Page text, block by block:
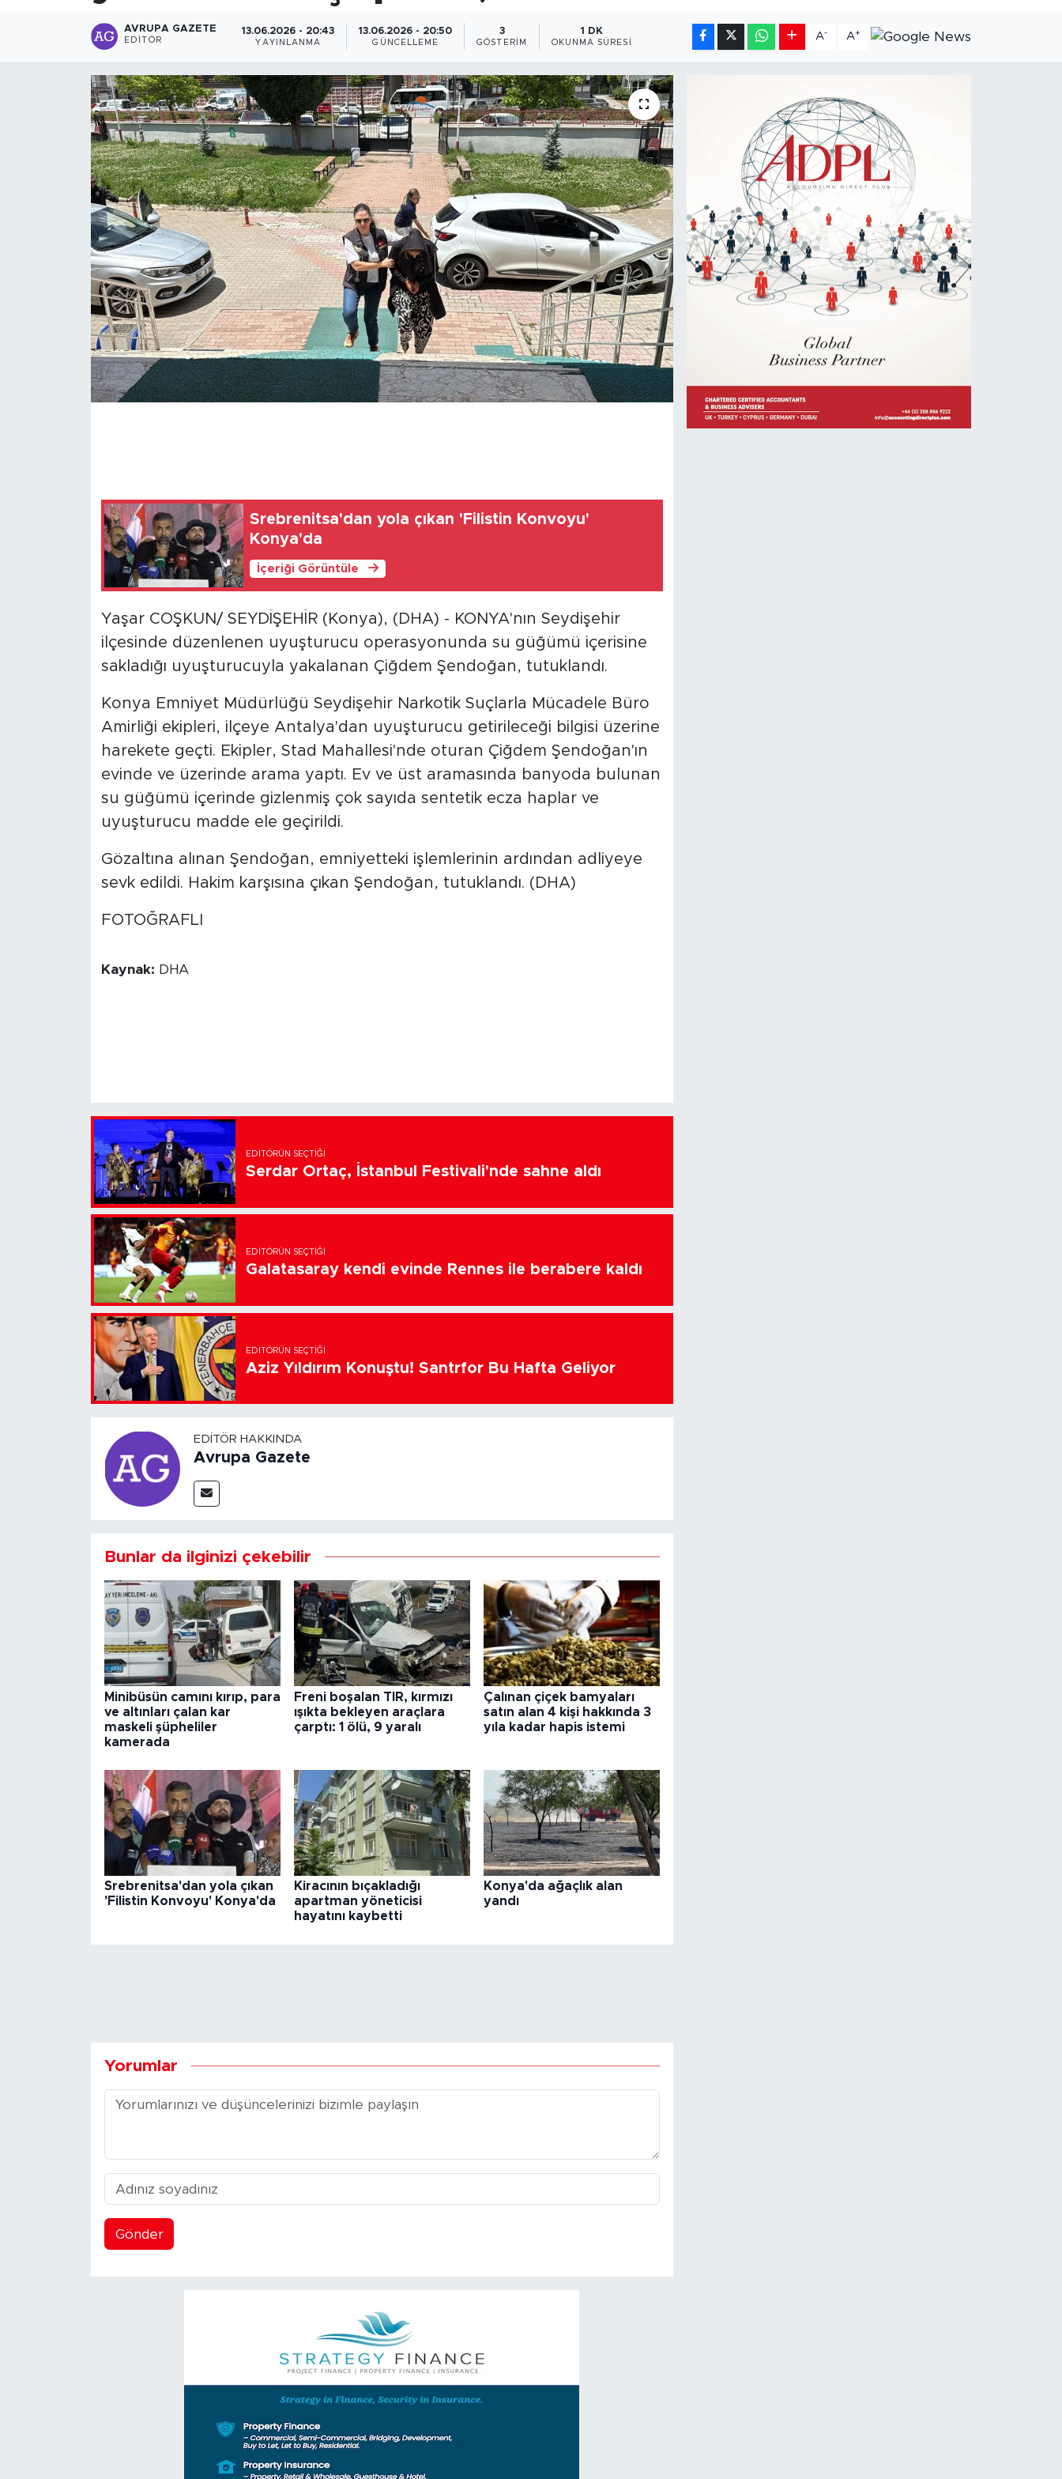
AVRUPA GAZETE
EDITÖR
13.06.2026 - 20:43
YAYINLANMA
13.06.2026 - 20:50
GÜNCELLEME
3
GÖSTERIM
1 DK
OKUNMA SÜRESI
A- A+
Srebrenitsa'dan yola çıkan 'Filistin Konvoyu'
Konya'da
İçeriği Görüntüle
Yaşar COŞKUN/ SEYDİŞEHİR (Konya), (DHA) - KONYA'nın Seydişehir
ilçesinde düzenlenen uyuşturucu operasyonunda su güğümü içerisine
sakladığı uyuşturucuyla yakalanan Çiğdem Şendoğan, tutuklandı.
Konya Emniyet Müdürlüğü Seydişehir Narkotik Suçlarla Mücadele Büro
Amirliği ekipleri, ilçeye Antalya'dan uyuşturucu getirileceği bilgisi üzerine
harekete geçti. Ekipler, Stad Mahallesi'nde oturan Çiğdem Şendoğan'ın
evinde ve üzerinde arama yaptı. Ev ve üst aramasında banyoda bulunan
su güğümü içerinde gizlenmiş çok sayıda sentetik ecza haplar ve
uyuşturucu madde ele geçirildi.
Gözaltına alınan Şendoğan, emniyetteki işlemlerinin ardından adliyeye
sevk edildi. Hakim karşısına çıkan Şendoğan, tutuklandı. (DHA)
FOTOĞRAFLI
Kaynak: DHA
EDITÖRÜN SEÇTIĞI
Serdar Ortaç, İstanbul Festivali'nde sahne aldı
EDITÖRÜN SEÇTIĞI
Galatasaray kendi evinde Rennes ile berabere kaldı
EDITÖRÜN SEÇTIĞI
Aziz Yıldırım Konuştu! Santrfor Bu Hafta Geliyor
EDITÖR HAKKINDA
Avrupa Gazete
Bunlar da ilginizi çekebilir
Minibüsün camını kırıp, para
ve altınları çalan kar
maskeli şüpheliler
kamerada
Freni boşalan TIR, kırmızı
ışıkta bekleyen araçlara
çarptı: 1 ölü, 9 yaralı
Çalınan çiçek bamyaları
satın alan 4 kişi hakkında 3
yıla kadar hapis istemi
Srebrenitsa'dan yola çıkan
'Filistin Konvoyu' Konya'da
Kiracının bıçakladığı
apartman yöneticisi
hayatını kaybetti
Konya'da ağaçlık alan
yandı
Yorumlar
Gönder